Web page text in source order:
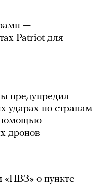
—
Patriot для
предупредил
ударах по странам
помощью
дронов
«ПВЗ» о пункте